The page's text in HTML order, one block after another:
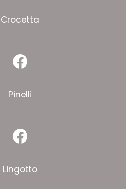
Crocetta
Facebook
Pinelli
Facebook
Lingotto